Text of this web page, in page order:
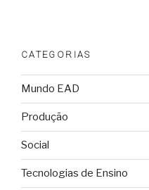
Educacional”
CATEGORIAS
Mundo EAD
Produção
Social
Tecnologias de Ensino